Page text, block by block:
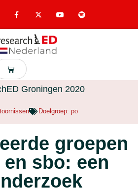
Groningen 2020
Doelgroep: po
groepen
sbo: een